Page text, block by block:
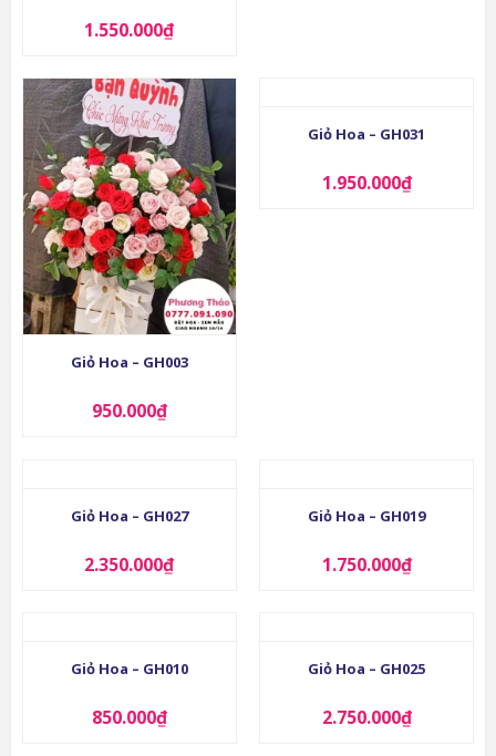
1.550.000₫
Giỏ Hoa – GH003
950.000₫
Giỏ Hoa – GH031
1.950.000₫
Giỏ Hoa – GH027
2.350.000₫
Giỏ Hoa – GH019
1.750.000₫
Giỏ Hoa – GH010
850.000₫
Giỏ Hoa – GH025
2.750.000₫